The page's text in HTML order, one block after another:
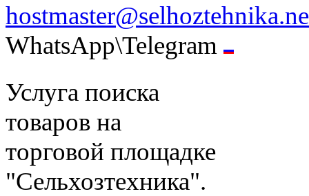
WhatsApp\Telegram
Услуга поиска
товаров на
торговой площадке
"Сельхозтехника".